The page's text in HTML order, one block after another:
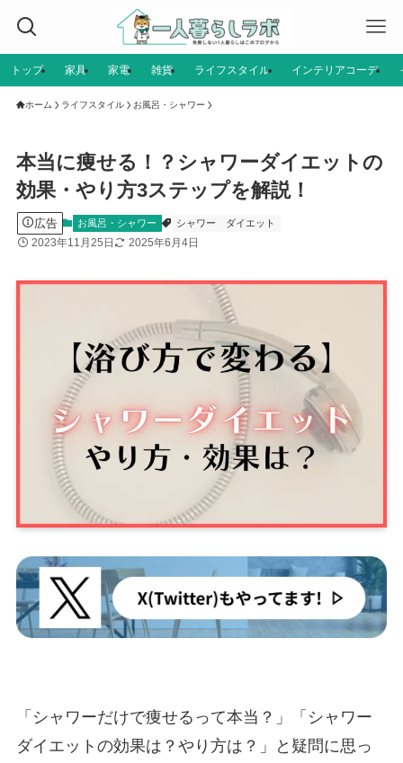
トップ 家具 家電 雑貨 ライフスタイル インテリアコーデ
ホーム ライフスタイル お風呂・シャワー
本当に痩せる！？シャワーダイエットの
効果・やり方3ステップを解説！
広告 お風呂・シャワー シャワー ダイエット
2023年11月25日 2025年6月4日
「シャワーだけで痩せるって本当？」「シャワー
ダイエットの効果は？やり方は？」と疑問に思っ